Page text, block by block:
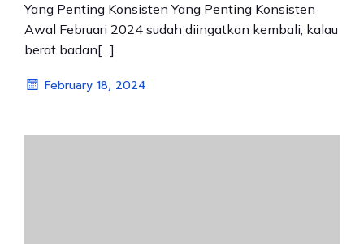
Yang Penting Konsisten Yang Penting Konsisten
Awal Februari 2024 sudah diingatkan kembali, kalau
berat badan[…]
February 18, 2024